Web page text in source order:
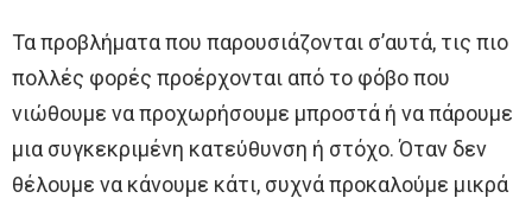
Τα προβλήματα που παρουσιάζονται σ’αυτά, τις πιο
πολλές φορές προέρχονται από το φόβο που
νιώθουμε να προχωρήσουμε μπροστά ή να πάρουμε
μια συγκεκριμένη κατεύθυνση ή στόχο. Όταν δεν
θέλουμε να κάνουμε κάτι, συχνά προκαλούμε μικρά